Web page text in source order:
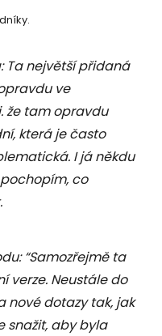
Ta největší přidaná
ve
že tam opravdu
která je často
I já někdu
co
“Samozřejmě ta
verze. Neustále do
nové dotazy tak, jak
snažit, aby byla